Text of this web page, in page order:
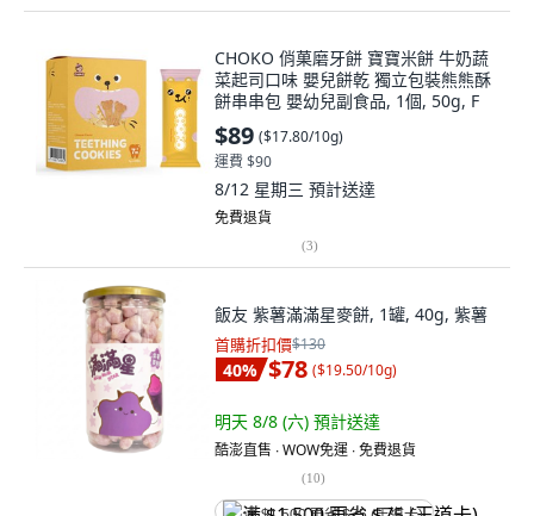
CHOKO 俏菓磨牙餅 寶寶米餅 牛奶蔬
菜起司口味 嬰兒餅乾 獨立包裝熊熊酥
餅串串包 嬰幼兒副食品, 1個, 50g, F
$89 ($17.80/10g)
運費 $90
8/12 星期三 預計送達
免費退貨
(3)
飯友 紫薯滿滿星麥餅, 1罐, 40g, 紫薯
首購折扣價$130
40% $78 ($19.50/10g)
明天 8/8 (六) 預計送達
酷澎直售 ∙ WOW免運 ∙ 免費退貨
(10)